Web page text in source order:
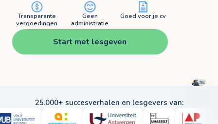
Transparante
vergoedingen
Geen
administratie
Goed voor je cv
Start met lesgeven
25.000+ succesverhalen en lesgevers van: